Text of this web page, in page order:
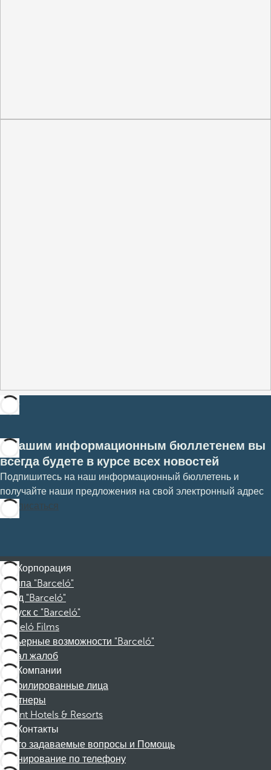
С нашим информационным бюллетенем вы
всегда будете в курсе всех новостей
Подпишитесь на наш информационный бюллетень и
получайте наши предложения на свой электронный адрес
Подписаться
Корпорация
Группа "Barceló"
Фонд "Barceló"
Отпуск с "Barceló"
Barceló Films
Карьерные возможности "Barceló"
Канал жалоб
Компании
Аффилированные лица
Партнеры
Dorint Hotels & Resorts
Контакты
Часто задаваемые вопросы и Помощь
Бронирование по телефону